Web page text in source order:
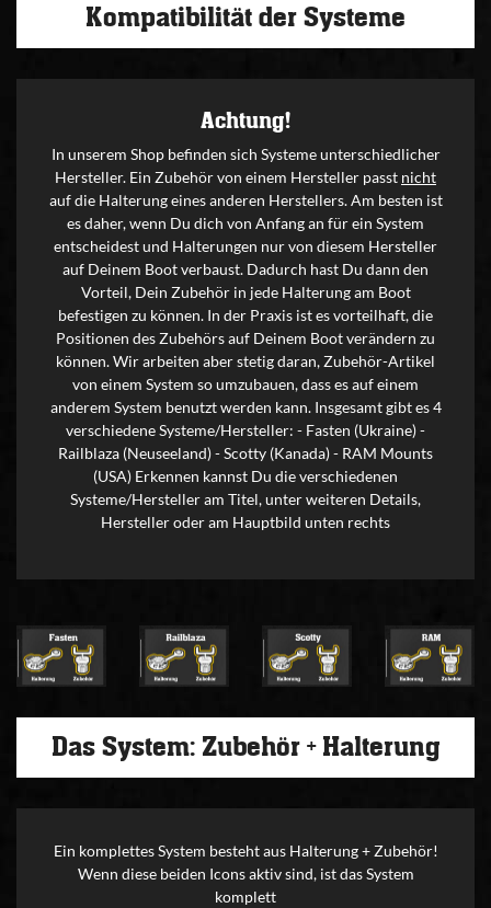
Kompatibilität der Systeme
Achtung!
In unserem Shop befinden sich Systeme unterschiedlicher
Hersteller. Ein Zubehör von einem Hersteller passt nicht
auf die Halterung eines anderen Herstellers. Am besten ist
es daher, wenn Du dich von Anfang an für ein System
entscheidest und Halterungen nur von diesem Hersteller
auf Deinem Boot verbaust. Dadurch hast Du dann den
Vorteil, Dein Zubehör in jede Halterung am Boot
befestigen zu können. In der Praxis ist es vorteilhaft, die
Positionen des Zubehörs auf Deinem Boot verändern zu
können. Wir arbeiten aber stetig daran, Zubehör-Artikel
von einem System so umzubauen, dass es auf einem
anderem System benutzt werden kann. Insgesamt gibt es 4
verschiedene Systeme/Hersteller: - Fasten (Ukraine) -
Railblaza (Neuseeland) - Scotty (Kanada) - RAM Mounts
(USA) Erkennen kannst Du die verschiedenen
Systeme/Hersteller am Titel, unter weiteren Details,
Hersteller oder am Hauptbild unten rechts
Das System: Zubehör + Halterung
Ein komplettes System besteht aus Halterung + Zubehör!
Wenn diese beiden Icons aktiv sind, ist das System
komplett